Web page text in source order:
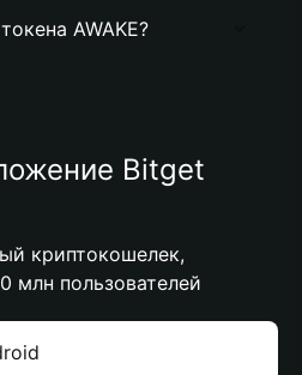
AWAKE?
Bitget
криптокошелек,
млн пользователей